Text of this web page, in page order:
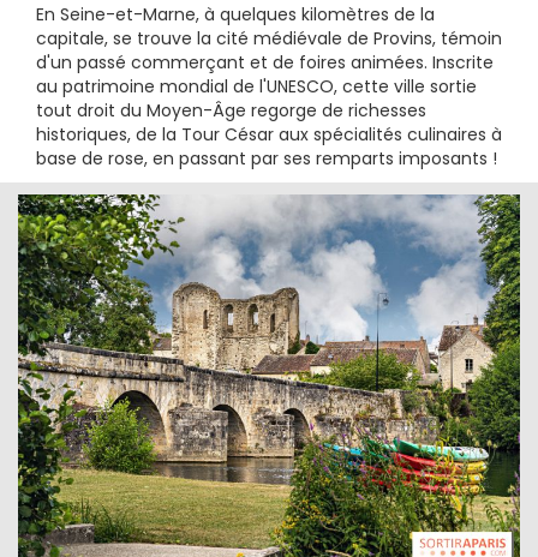
En Seine-et-Marne, à quelques kilomètres de la
capitale, se trouve la cité médiévale de Provins, témoin
d'un passé commerçant et de foires animées. Inscrite
au patrimoine mondial de l'UNESCO, cette ville sortie
tout droit du Moyen-Âge regorge de richesses
historiques, de la Tour César aux spécialités culinaires à
base de rose, en passant par ses remparts imposants !